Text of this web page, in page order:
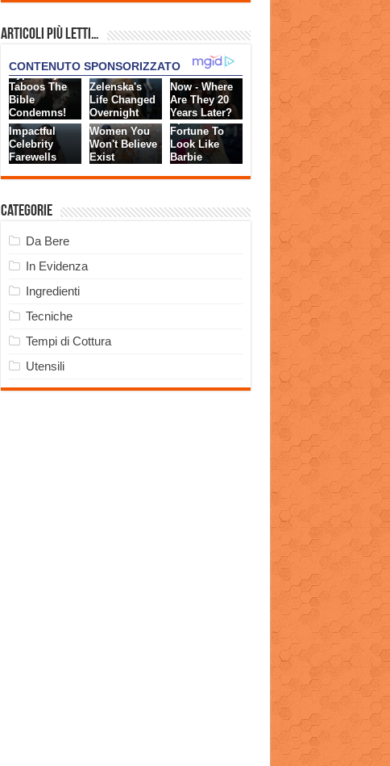
Articoli più Letti…
Categorie
Da Bere
In Evidenza
Ingredienti
Tecniche
Tempi di Cottura
Utensili